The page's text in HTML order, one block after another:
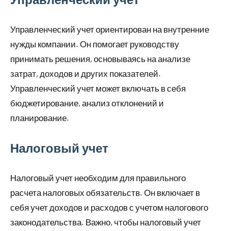
Управленческий учет ориентирован на внутренние
нужды компании. Он помогает руководству
принимать решения, основываясь на анализе
затрат, доходов и других показателей.
Управленческий учет может включать в себя
бюджетирование, анализ отклонений и
планирование.
Налоговый учет
Налоговый учет необходим для правильного
расчета налоговых обязательств. Он включает в
себя учет доходов и расходов с учетом налогового
законодательства. Важно, чтобы налоговый учет